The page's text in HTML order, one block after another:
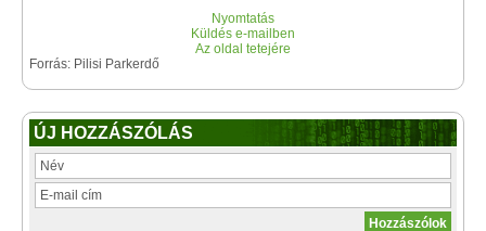
Nyomtatás
Küldés e-mailben
Az oldal tetejére
Forrás: Pilisi Parkerdő
ÚJ HOZZÁSZÓLÁS